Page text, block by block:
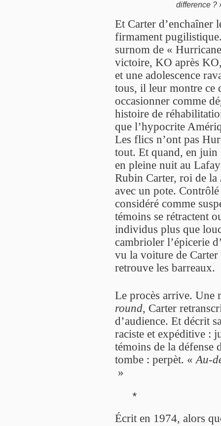
difference ?
Et Carter d’enchaîner
firmament
surnom de «
victoire, KO après
et une adolescence
tous, il leur montre ce
occasionner comme
histoire de
que l’hypocrite
Les flics n’ont pas
tout. Et quand, en
en pleine nuit au
Rubin Carter, roi de la
avec un pote.
considéré comme
témoins se rétractent
individus plus que
cambrioler l’épicerie
vu la voiture de Carter
retrouve les barreaux.
Le procès arrive. Une
round, Carter
d’audience. Et décrit
raciste et expéditive :
témoins de la défense
tombe : perpèt. « Au-
»
*
Écrit en 1974, alors